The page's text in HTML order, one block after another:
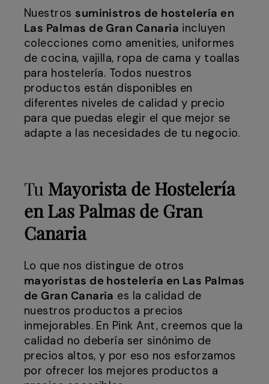
Nuestros suministros de hostelería en
Las Palmas de Gran Canaria incluyen
colecciones como amenities, uniformes
de cocina, vajilla, ropa de cama y toallas
para hostelería. Todos nuestros
productos están disponibles en
diferentes niveles de calidad y precio
para que puedas elegir el que mejor se
adapte a las necesidades de tu negocio.
Tu Mayorista de Hostelería
en Las Palmas de Gran
Canaria
Lo que nos distingue de otros
mayoristas de hostelería en Las Palmas
de Gran Canaria es la calidad de
nuestros productos a precios
inmejorables. En Pink Ant, creemos que la
calidad no debería ser sinónimo de
precios altos, y por eso nos esforzamos
por ofrecer los mejores productos a